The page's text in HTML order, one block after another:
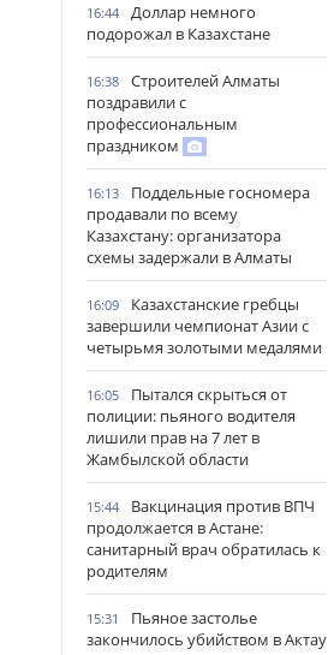
16:44
Доллар немного
подорожал в Казахстане
16:38
Строителей Алматы
поздравили с
профессиональным
праздником
16:13
Поддельные госномера
продавали по всему
Казахстану: организатора
схемы задержали в Алматы
16:09
Казахстанские гребцы
завершили чемпионат Азии с
четырьмя золотыми медалями
16:05
Пытался скрыться от
полиции: пьяного водителя
лишили прав на 7 лет в
Жамбылской области
15:44
Вакцинация против ВПЧ
продолжается в Астане:
санитарный врач обратилась к
родителям
15:31
Пьяное застолье
закончилось убийством в Актау